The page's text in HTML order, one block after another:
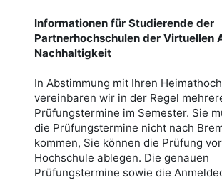
Informationen für Studierende der
Partnerhochschulen der Virtuellen
Nachhaltigkeit
In Abstimmung mit Ihren
vereinbaren wir in der Regel
Prüfungstermine im Semester. Sie
die Prüfungstermine nicht nach
kommen, Sie können die Prüfung
Hochschule ablegen. Die genauen
Prüfungstermine sowie die